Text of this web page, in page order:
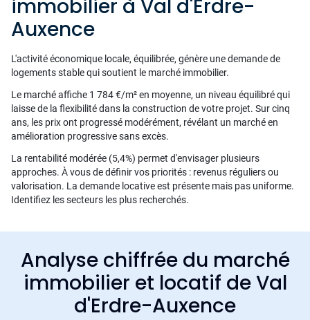
immobilier à Val d'Erdre-
Auxence
L'activité économique locale, équilibrée, génère une demande de
logements stable qui soutient le marché immobilier.
Le marché affiche 1 784 €/m² en moyenne, un niveau équilibré qui
laisse de la flexibilité dans la construction de votre projet. Sur cinq
ans, les prix ont progressé modérément, révélant un marché en
amélioration progressive sans excès.
La rentabilité modérée (5,4%) permet d'envisager plusieurs
approches. À vous de définir vos priorités : revenus réguliers ou
valorisation. La demande locative est présente mais pas uniforme.
Identifiez les secteurs les plus recherchés.
Analyse chiffrée du marché
immobilier et locatif de Val
d'Erdre-Auxence